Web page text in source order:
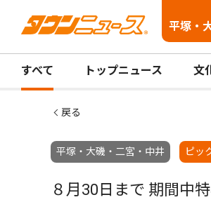
平塚・
すべて トップニュース 文
戻る
平塚・大磯・二宮・中井 ピッ
８月30日まで 期間中